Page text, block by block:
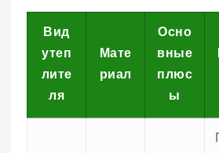
Вид
утеп
лите
ля
Мате
риал
Осно
вные
плюс
ы